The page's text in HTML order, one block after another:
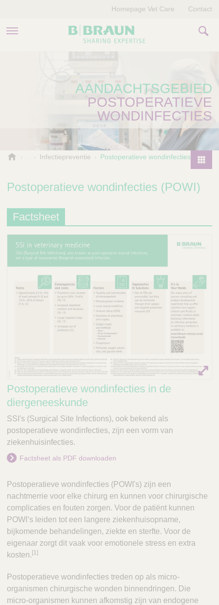
Homepage Vet Care Contact
AANDACHTSGEBIED
POSTOPERATIEVE
WONDINFECTIES
P
t
i
c
n
r
r
u
n
V
t
C
a
e
Infectiepreventie Postoperatieve wondinfecties
Postoperatieve wondinfecties (POWI)
Factsheet
Postoperatieve wondinfecties in de
diergeneeskunde
SSI's (Surgical Site Infections), ook bekend als
postoperatieve wondinfecties, zijn een vorm van
ziekenhuisinfecties.
Factsheet als PDF downloaden
Postoperatieve wondinfecties (POWI's) zijn een
nachtmerrie voor elke chirurg en kunnen voor chirurgische
complicaties en fouten zorgen. Voor de patiënt kunnen
POWI’s leiden tot een langere ziekenhuisopname,
bijkomende behandelingen, ziekte en sterfte. Voor de
eigenaar zorgt dit vaak voor emotionele stress en extra
kosten.[1]
Postoperatieve wondinfecties treden op als micro-
organismen chirurgische wonden binnendringen. Die
micro-organismen kunnen afkomstig zijn van endogene